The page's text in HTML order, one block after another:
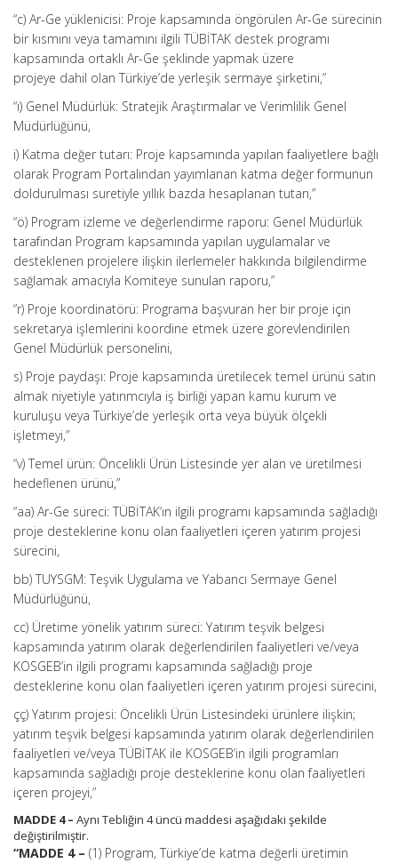
“c) Ar-Ge yüklenicisi: Proje kapsamında öngörülen Ar-Ge sürecinin
bir kısmını veya tamamını ilgili TÜBİTAK destek programı
kapsamında ortaklı Ar-Ge şeklinde yapmak üzere
projeye dahil olan Türkiye’de yerleşik sermaye şirketini,”
“ı) Genel Müdürlük: Stratejik Araştırmalar ve Verimlilik Genel
Müdürlüğünü,
i) Katma değer tutarı: Proje kapsamında yapılan faaliyetlere bağlı
olarak Program Portalından yayımlanan katma değer formunun
doldurulması suretiyle yıllık bazda hesaplanan tutarı,”
“ö) Program izleme ve değerlendirme raporu: Genel Müdürlük
tarafından Program kapsamında yapılan uygulamalar ve
desteklenen projelere ilişkin ilerlemeler hakkında bilgilendirme
sağlamak amacıyla Komiteye sunulan raporu,”
“r) Proje koordinatörü: Programa başvuran her bir proje için
sekretarya işlemlerini koordine etmek üzere görevlendirilen
Genel Müdürlük personelini,
s) Proje paydaşı: Proje kapsamında üretilecek temel ürünü satın
almak niyetiyle yatırımcıyla iş birliği yapan kamu kurum ve
kuruluşu veya Türkiye’de yerleşik orta veya büyük ölçekli
işletmeyi,”
“v) Temel ürün: Öncelikli Ürün Listesinde yer alan ve üretilmesi
hedeflenen ürünü,”
“aa) Ar-Ge süreci: TÜBİTAK’ın ilgili programı kapsamında sağladığı
proje desteklerine konu olan faaliyetleri içeren yatırım projesi
sürecini,
bb) TUYSGM: Teşvik Uygulama ve Yabancı Sermaye Genel
Müdürlüğünü,
cc) Üretime yönelik yatırım süreci: Yatırım teşvik belgesi
kapsamında yatırım olarak değerlendirilen faaliyetleri ve/veya
KOSGEB’in ilgili programı kapsamında sağladığı proje
desteklerine konu olan faaliyetleri içeren yatırım projesi sürecini,
çç) Yatırım projesi: Öncelikli Ürün Listesindeki ürünlere ilişkin;
yatırım teşvik belgesi kapsamında yatırım olarak değerlendirilen
faaliyetleri ve/veya TÜBİTAK ile KOSGEB’in ilgili programları
kapsamında sağladığı proje desteklerine konu olan faaliyetleri
içeren projeyi,”
MADDE 4 – Aynı Tebliğin 4 üncü maddesi aşağıdaki şekilde
değiştirilmiştir.
“MADDE 4 – (1) Program, Türkiye’de katma değerli üretimin